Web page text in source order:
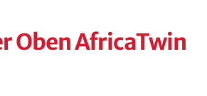
Oben AfricaTwin